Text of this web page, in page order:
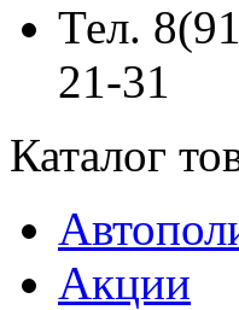
Тел.
21-31
Каталог
Акции